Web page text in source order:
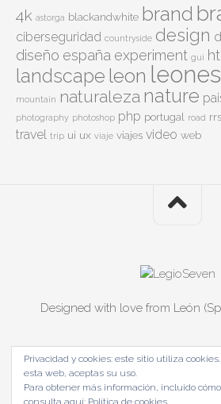
4k astorga blackandwhite brand
ciberseguridad countryside design
diseño españa experiment gui
landscape leon
mountain naturaleza nature
photography photoshop php portugal road
travel trip ui ux viaje viajes video web
Designed with love from León
Privacidad y cookies: este sitio utiliza
esta web, aceptas su uso.
Para obtener más información, incluido
consulta aquí: Política de cookies